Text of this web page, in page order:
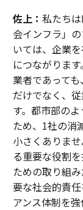
佐上： 私たち
会インフラ」
いては、企業
につながりま
業者であって
だけでなく、
す。都市部の
ため、1社の消
小さくありま
る重要な役割
ための取り組
要な社会的責
アンス体制を